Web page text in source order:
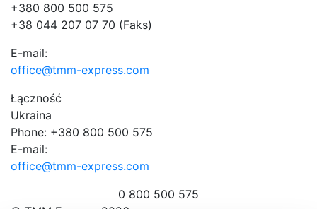
+380 800 500 575
+38 044 207 07 70 (Faks)
E-mail:
office@tmm-express.com
Łączność
Ukraina
Phone: +380 800 500 575
E-mail:
office@tmm-express.com
0 800 500 575